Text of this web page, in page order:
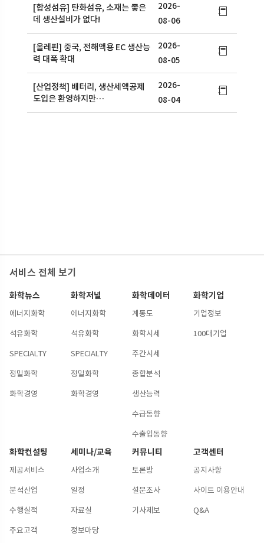
[합성섬유] 탄화섬유, 소재는 좋은
데 생산설비가 없다!
2026-
08-06
[올레핀] 중국, 전해액용 EC 생산능
력 대폭 확대
2026-
08-05
[산업정책] 배터리, 생산세액공제
도입은 환영하지만…
2026-
08-04
서비스 전체 보기
화학뉴스
에너지화학
석유화학
SPECIALTY
정밀화학
화학경영
화학저널
에너지화학
석유화학
SPECIALTY
정밀화학
화학경영
화학데이터
계통도
화학시세
주간시세
종합분석
생산능력
수급동향
수출입동향
화학기업
기업정보
100대기업
화학컨설팅
제공서비스
분석산업
수행실적
주요고객
세미나/교육
사업소개
일정
자료실
정보마당
커뮤니티
토론방
설문조사
기사제보
고객센터
공지사항
사이트 이용안내
Q&A